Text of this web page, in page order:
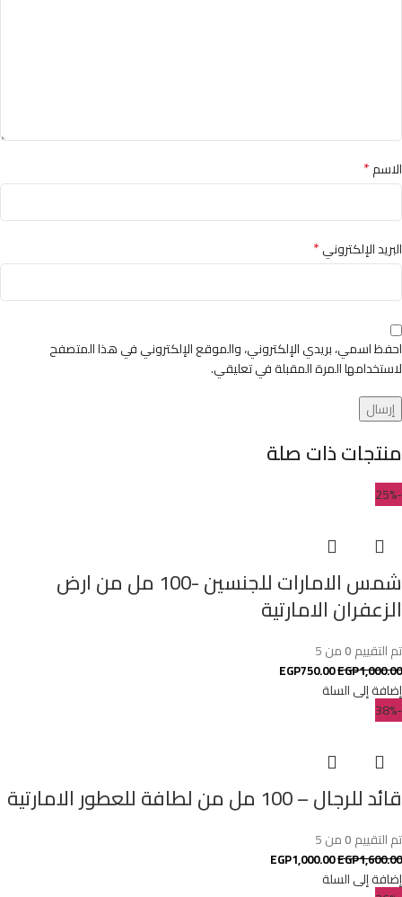
الاسم*
البريد الإلكتروني*
احفظ اسمي، بريدي الإلكتروني، والموقع الإلكتروني في هذا المتصفح
لاستخدامها المرة المقبلة في تعليقي.
منتجات ذات صلة
-25%
شمس الامارات للجنسين -100 مل من ارض
الزعفران الامارتية
تم التقييم0من 5
EGP1,000.00
EGP750.00
إضافة إلى السلة
-38%
قائد للرجال – 100 مل من لطافة للعطور الامارتية
تم التقييم0من 5
EGP1,600.00
EGP1,000.00
إضافة إلى السلة